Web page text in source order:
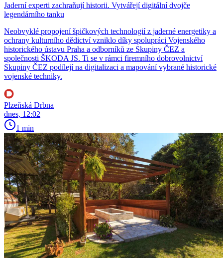
Jaderní experti zachraňují historii. Vytvářejí digitální dvojče
legendárního tanku
Neobvyklé propojení špičkových technologií z jaderné energetiky a
ochrany kulturního dědictví vzniklo díky spolupráci Vojenského
historického ústavu Praha a odborníků ze Skupiny ČEZ a
společnosti ŠKODA JS. Ti se v rámci firemního dobrovolnictví
Skupiny ČEZ podílejí na digitalizaci a mapování vybrané historické
vojenské techniky.
Plzeňská Drbna
dnes, 12:02
1 min